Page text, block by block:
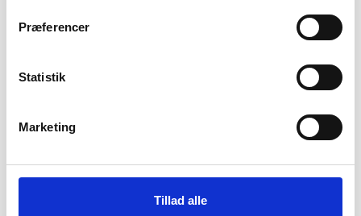
Præferencer
Statistik
Marketing
Tillad alle
17/4
Fra 9.499,-
Kontakt os